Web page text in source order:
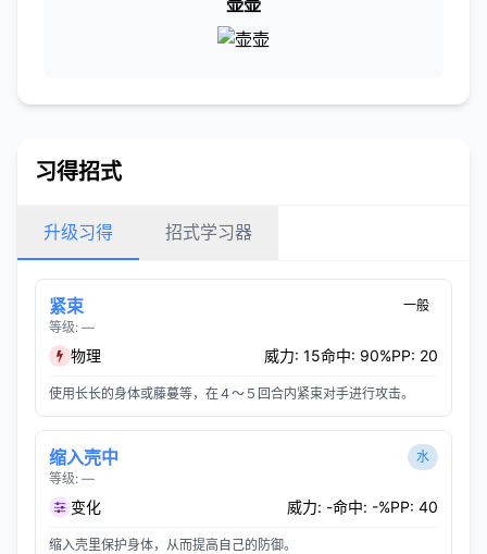
壶壶
习得招式
升级习得 招式学习器
紧束
等级: —
一般
物理 威力: 15命中: 90%PP: 20
使用长长的身体或藤蔓等，在４～５回合内紧束对手进行攻击。
缩入壳中
等级: —
水
变化 威力: -命中: -%PP: 40
缩入壳里保护身体，从而提高自己的防御。